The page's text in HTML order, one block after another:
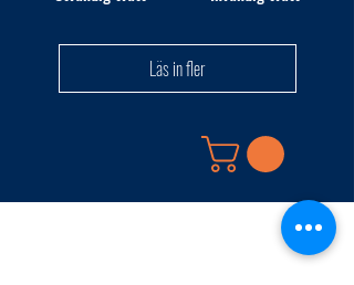
Läs in fler